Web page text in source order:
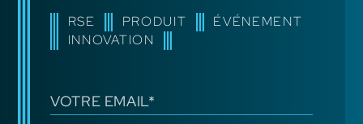
RSE
PRODUIT
ÉVÉNEMENT
INNOVATION